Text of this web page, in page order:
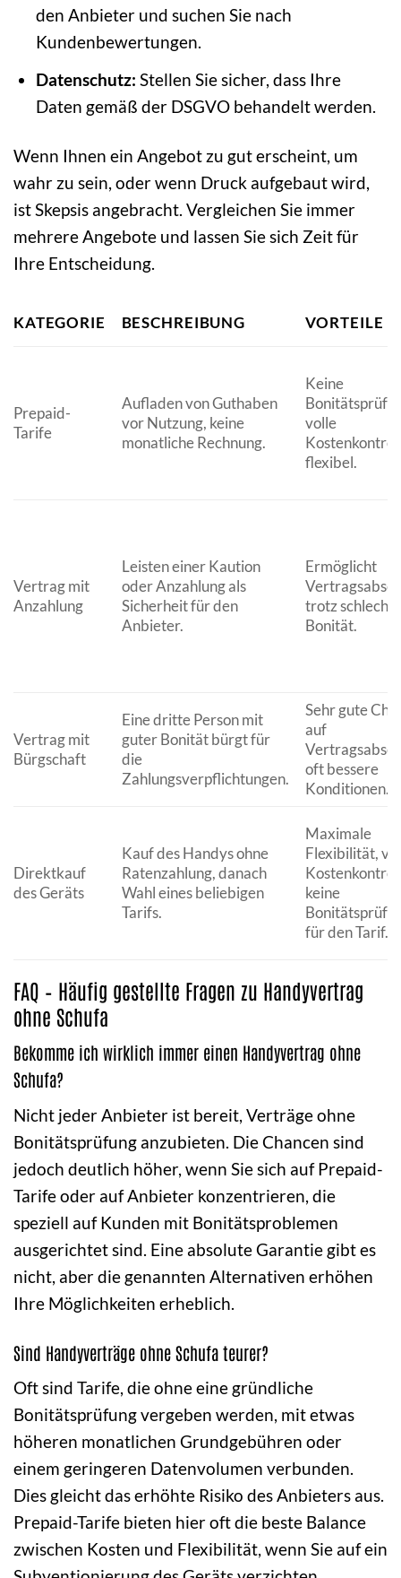
den Anbieter und suchen Sie nach
Kundenbewertungen.
Datenschutz: Stellen Sie sicher, dass Ihre
Daten gemäß der DSGVO behandelt werden.
Wenn Ihnen ein Angebot zu gut erscheint, um
wahr zu sein, oder wenn Druck aufgebaut wird,
ist Skepsis angebracht. Vergleichen Sie immer
mehrere Angebote und lassen Sie sich Zeit für
Ihre Entscheidung.
KATEGORIE BESCHREIBUNG VORTEILE
Prepaid-
Tarife
Aufladen von Guthaben
vor Nutzung, keine
monatliche Rechnung.
Keine
volle
flexibel.
Vertrag mit
Anzahlung
Leisten einer Kaution
oder Anzahlung als
Sicherheit für den
Anbieter.
Ermöglicht
trotz
Bonität.
Vertrag mit
Bürgschaft
Eine dritte Person mit
guter Bonität bürgt für
die
Zahlungsverpflichtungen.
Sehr gute
auf
oft bessere
Konditionen.
Direktkauf
des Geräts
Kauf des Handys ohne
Ratenzahlung, danach
Wahl eines beliebigen
Tarifs.
Maximale
Flexibilität,
keine
für den Tarif.
FAQ – Häufig gestellte Fragen zu Handyvertrag
ohne Schufa
Bekomme ich wirklich immer einen Handyvertrag ohne
Schufa?
Nicht jeder Anbieter ist bereit, Verträge ohne
Bonitätsprüfung anzubieten. Die Chancen sind
jedoch deutlich höher, wenn Sie sich auf Prepaid-
Tarife oder auf Anbieter konzentrieren, die
speziell auf Kunden mit Bonitätsproblemen
ausgerichtet sind. Eine absolute Garantie gibt es
nicht, aber die genannten Alternativen erhöhen
Ihre Möglichkeiten erheblich.
Sind Handyverträge ohne Schufa teurer?
Oft sind Tarife, die ohne eine gründliche
Bonitätsprüfung vergeben werden, mit etwas
höheren monatlichen Grundgebühren oder
einem geringeren Datenvolumen verbunden.
Dies gleicht das erhöhte Risiko des Anbieters aus.
Prepaid-Tarife bieten hier oft die beste Balance
zwischen Kosten und Flexibilität, wenn Sie auf ein